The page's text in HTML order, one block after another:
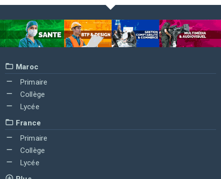
Maroc
Primaire
Collège
Lycée
France
Primaire
Collège
Lycée